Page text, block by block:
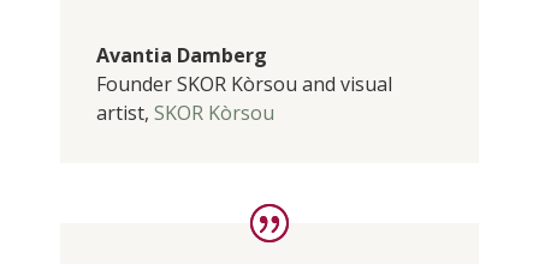
Avantia Damberg
Founder SKOR Kòrsou and visual
artist, SKOR Kòrsou